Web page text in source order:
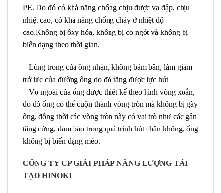
PE. Do đó có khả năng chống chịu được va đập, chịu
nhiệt cao, có khả năng chống cháy ở nhiệt độ
cao.Không bị ôxy hóa, không bị co ngót và không bị
biến dạng theo thời gian.
– Lòng trong của ống nhẵn, không bám bẩn, làm giảm
trở lực của đường ống do đó tăng được lực hút
– Vỏ ngoài của ống được thiêt kế theo hình vòng xoắn,
do dó ống có thể cuộn thành vòng tròn mà không bị gãy
ống, đồng thời các vòng tròn này có vai trò như các gân
tăng cứng, đảm bảo trong quá trình hút chân không, ống
không bị biến dạng méo.
CÔNG TY CP GIẢI PHÁP NĂNG LƯỢNG TÁI
TẠO HINOKI